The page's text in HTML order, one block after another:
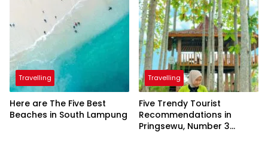
Travelling
Here are The Five Best
Beaches in South Lampung
Travelling
Five Trendy Tourist
Recommendations in
Pringsewu, Number 3